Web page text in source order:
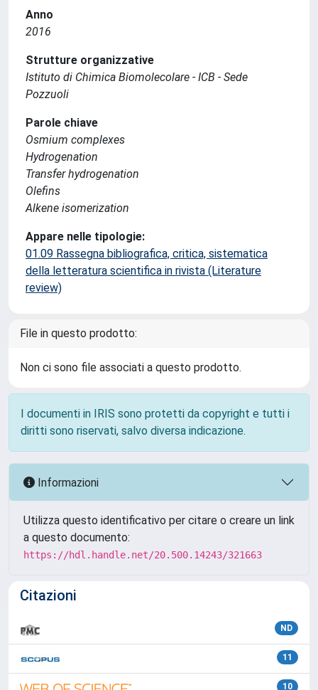
Anno
2016
Strutture organizzative
Istituto di Chimica Biomolecolare - ICB - Sede
Pozzuoli
Parole chiave
Osmium complexes
Hydrogenation
Transfer hydrogenation
Olefins
Alkene isomerization
Appare nelle tipologie:
01.09 Rassegna bibliografica, critica, sistematica
della letteratura scientifica in rivista (Literature
review)
File in questo prodotto:
Non ci sono file associati a questo prodotto.
I documenti in IRIS sono protetti da copyright e tutti i
diritti sono riservati, salvo diversa indicazione.
Informazioni
Utilizza questo identificativo per citare o creare un link
a questo documento:
https://hdl.handle.net/20.500.14243/321663
Citazioni
ND
11
10